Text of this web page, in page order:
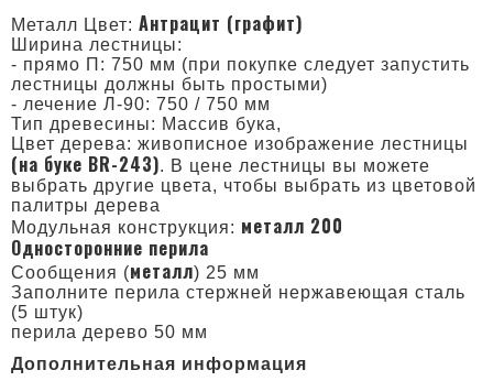
Металл Цвет: Антрацит (графит)
Ширина лестницы:
- прямо П: 750 мм (при покупке следует запустить
лестницы должны быть простыми)
- лечение Л-90: 750 / 750 мм
Тип древесины: Массив бука,
Цвет дерева: живописное изображение лестницы
(на буке BR-243). В цене лестницы вы можете
выбрать другие цвета, чтобы выбрать из цветовой
палитры дерева
Модульная конструкция: металл 200
Односторонние перила
Cообщения (металл) 25 мм
Заполните перила стержней нержавеющая сталь
(5 штук)
перила деревo 50 мм
Дополнительная информация